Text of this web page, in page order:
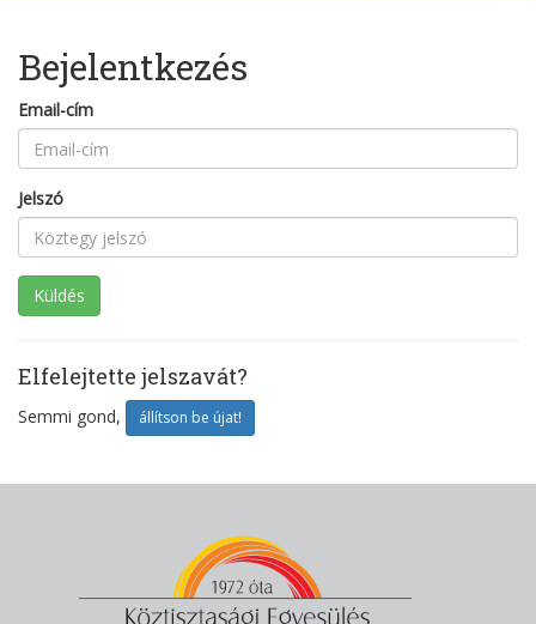
Bejelentkezés
Email-cím
Jelszó
Elfelejtette jelszavát?
Semmi gond, állítson be újat!